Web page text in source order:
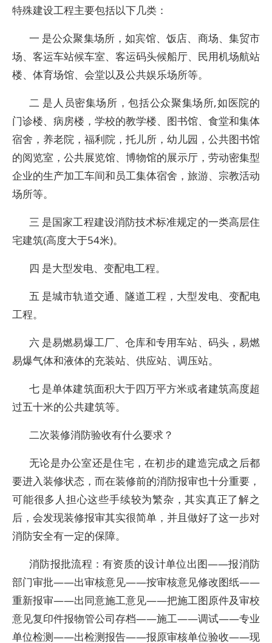
特殊建设工程主要包括以下几类：
一 是公众聚集场所，如宾馆、饭店、商场、集贸市
场、客运车站候车室、客运码头候船厅、民用机场航站
楼、体育场馆、会堂以及公共娱乐场所等。
二 是人员密集场所，包括公众聚集场所,如医院的
门诊楼、病房楼，学校的教学楼、图书馆、食堂和集体
宿舍，养老院，福利院，托儿所，幼儿园，公共图书馆
的阅览室，公共展览馆、博物馆的展示厅，劳动密集型
企业的生产加工车间和员工集体宿舍，旅游、宗教活动
场所等。
三 是国家工程建设消防技术标准规定的一类高层住
宅建筑(高度大于54米)。
四 是大型发电、变配电工程。
五 是城市轨道交通、隧道工程，大型发电、变配电
工程。
六 是易燃易爆工厂、仓库和专用车站、码头，易燃
易爆气体和液体的充装站、供应站、调压站。
七 是单体建筑面积大于四万平方米或者建筑高度超
过五十米的公共建筑等。
二次装修消防验收有什么要求？
无论是办公室还是住宅，在初步的建造完成之后都
要进入装修状态，而在装修前的消防报审也十分重要，
可能很多人担心这些手续较为繁杂，其实真正了解之
后，会发现装修报审其实很简单，并且做好了这一步对
消防安全有一定的保障。
消防报批流程：有资质的设计单位出图——报消防
部门审批——出审核意见——按审核意见修改图纸——
重新报审——出同意施工意见——把施工图原件及审校
意见复印件报物管公司存档——施工——调试——专业
单位检测——出检测报告——报原审核单位验收——现